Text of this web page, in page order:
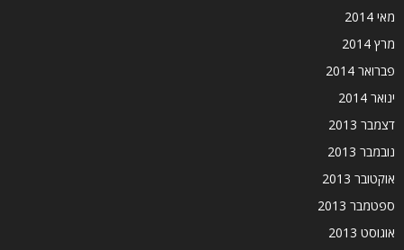
מאי 2014
מרץ 2014
פברואר 2014
ינואר 2014
דצמבר 2013
נובמבר 2013
אוקטובר 2013
ספטמבר 2013
אוגוסט 2013